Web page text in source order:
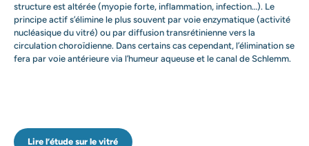
structure est altérée (myopie forte, inflammation, infection…). Le
principe actif s’élimine le plus souvent par voie enzymatique (activité
nucléasique du vitré) ou par diffusion transrétinienne vers la
circulation choroïdienne. Dans certains cas cependant, l’élimination se
fera par voie antérieure via l’humeur aqueuse et le canal de Schlemm.
Lire l’étude sur le vitré